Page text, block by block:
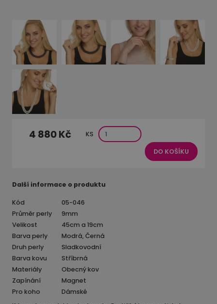
4 880 Kč KS
DO KOŠÍKU
Další informace o produktu
Kód
05-046
Průměr perly
9mm
Velikost
45cm a 19cm
Barva perly
Modrá, Černá
Druh perly
Sladkovodní
Barva kovu
Stříbrná
Materiály
Obecný kov
Zapínání
Magnet
Pro koho
Dámské